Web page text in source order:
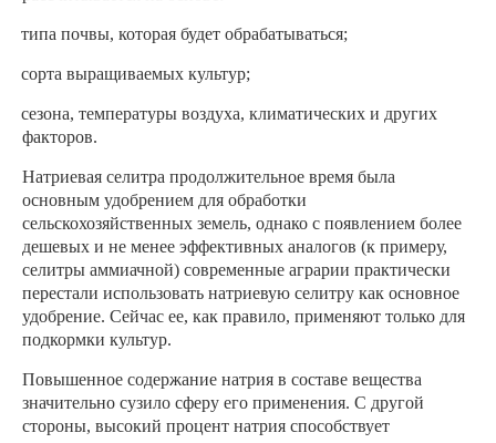
типа почвы, которая будет обрабатываться;
сорта выращиваемых культур;
сезона, температуры воздуха, климатических и других
факторов.
Натриевая селитра продолжительное время была
основным удобрением для обработки
сельскохозяйственных земель, однако с появлением более
дешевых и не менее эффективных аналогов (к примеру,
селитры аммиачной) современные аграрии практически
перестали использовать натриевую селитру как основное
удобрение. Сейчас ее, как правило, применяют только для
подкормки культур.
Повышенное содержание натрия в составе вещества
значительно сузило сферу его применения. С другой
стороны, высокий процент натрия способствует